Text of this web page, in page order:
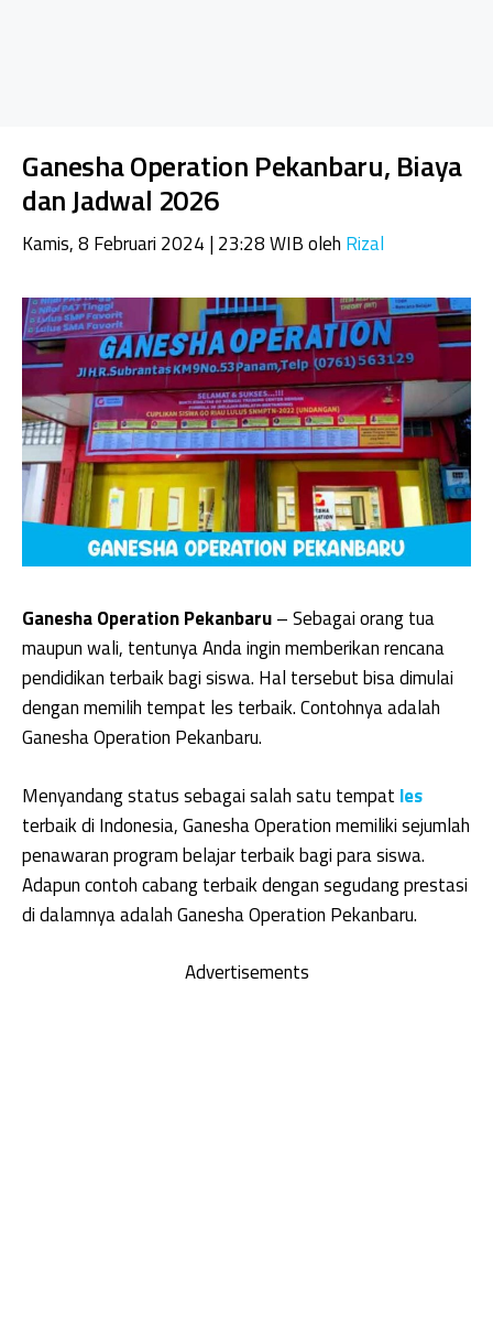
Ganesha Operation Pekanbaru, Biaya
dan Jadwal 2026
Kamis, 8 Februari 2024 | 23:28 WIBoleh Rizal
Ganesha Operation Pekanbaru– Sebagai orang tua
maupun wali, tentunya Anda ingin memberikan rencana
pendidikan terbaik bagi siswa. Hal tersebut bisa dimulai
dengan memilih tempat les terbaik. Contohnya adalah
Ganesha Operation Pekanbaru.
Menyandang status sebagai salah satu tempat les
terbaik di Indonesia, Ganesha Operation memiliki sejumlah
penawaran program belajar terbaik bagi para siswa.
Adapun contoh cabang terbaik dengan segudang prestasi
di dalamnya adalah Ganesha Operation Pekanbaru.
Advertisements